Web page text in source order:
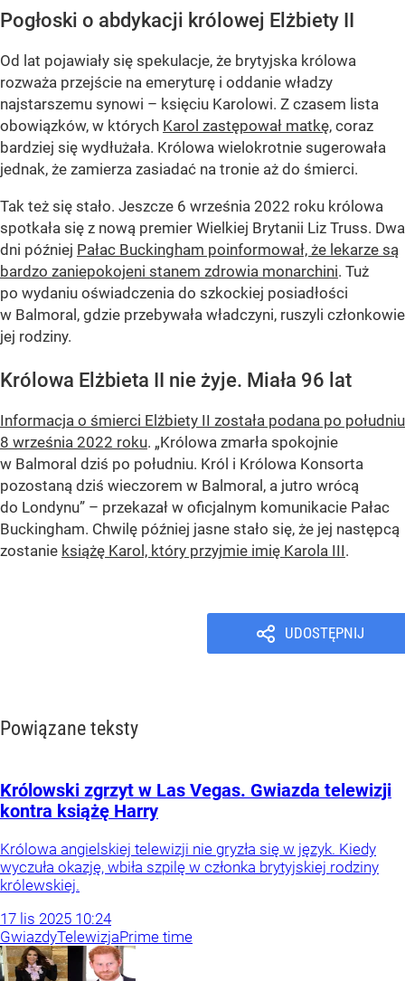
Pogłoski o abdykacji królowej Elżbiety II
Od lat pojawiały się spekulacje, że brytyjska królowa
rozważa przejście na emeryturę i oddanie władzy
najstarszemu synowi – księciu Karolowi. Z czasem lista
obowiązków, w których Karol zastępował matkę, coraz
bardziej się wydłużała. Królowa wielokrotnie sugerowała
jednak, że zamierza zasiadać na tronie aż do śmierci.
Tak też się stało. Jeszcze 6 września 2022 roku królowa
spotkała się z nową premier Wielkiej Brytanii Liz Truss. Dwa
dni później Pałac Buckingham poinformował, że lekarze są
bardzo zaniepokojeni stanem zdrowia monarchini. Tuż
po wydaniu oświadczenia do szkockiej posiadłości
w Balmoral, gdzie przebywała władczyni, ruszyli członkowie
jej rodziny.
Królowa Elżbieta II nie żyje. Miała 96 lat
Informacja o śmierci Elżbiety II została podana po południu
8 września 2022 roku. „Królowa zmarła spokojnie
w Balmoral dziś po południu. Król i Królowa Konsorta
pozostaną dziś wieczorem w Balmoral, a jutro wrócą
do Londynu” – przekazał w oficjalnym komunikacie Pałac
Buckingham. Chwilę później jasne stało się, że jej następcą
zostanie książę Karol, który przyjmie imię Karola III.
UDOSTĘPNIJ
Powiązane teksty
Królowski zgrzyt w Las Vegas. Gwiazda telewizji
kontra książę Harry
Królowa angielskiej telewizji nie gryzła się w język. Kiedy
wyczuła okazję, wbiła szpilę w członka brytyjskiej rodziny
królewskiej.
17 lis 2025 10:24
GwiazdyTelewizjaPrime time